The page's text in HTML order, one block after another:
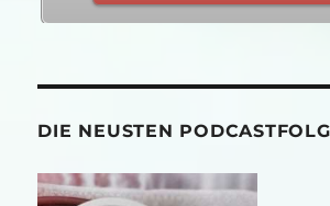
DIE NEUSTEN